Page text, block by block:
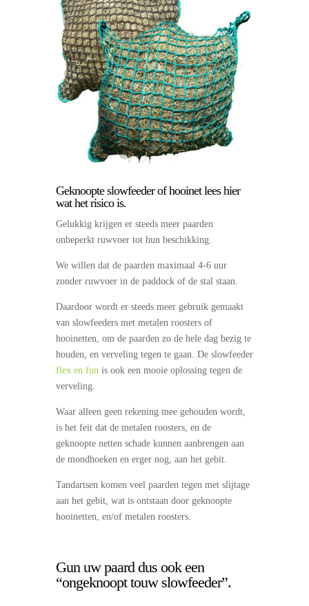
Geknoopte slowfeeder of hooinet lees hier
wat het risico is.
Gelukkig krijgen er steeds meer paarden
onbeperkt ruwvoer tot hun beschikking.
We willen dat de paarden maximaal 4-6 uur
zonder ruwvoer in de paddock of de stal staan.
Daardoor wordt er steeds meer gebruik gemaakt
van slowfeeders met metalen roosters of
hooinetten, om de paarden zo de hele dag bezig te
houden, en verveling tegen te gaan. De slowfeeder
flex en funis ook een mooie oplossing tegen de
verveling.
Waar alleen geen rekening mee gehouden wordt,
is het feit dat de metalen roosters, en de
geknoopte netten schade kunnen aanbrengen aan
de mondhoeken en erger nog, aan het gebit.
Tandartsen komen veel paarden tegen met slijtage
aan het gebit, wat is ontstaan door geknoopte
hooinetten, en/of metalen roosters.
Gun uw paard dus ook een
“ongeknoopt touw slowfeeder”.